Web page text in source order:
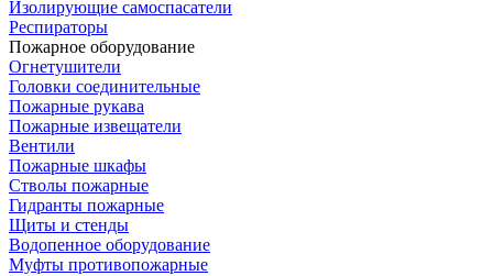
Изолирующие самоспасатели
Респираторы
Пожарное оборудование
Огнетушители
Головки соединительные
Пожарные рукава
Пожарные извещатели
Вентили
Пожарные шкафы
Стволы пожарные
Гидранты пожарные
Щиты и стенды
Водопенное оборудование
Муфты противопожарные